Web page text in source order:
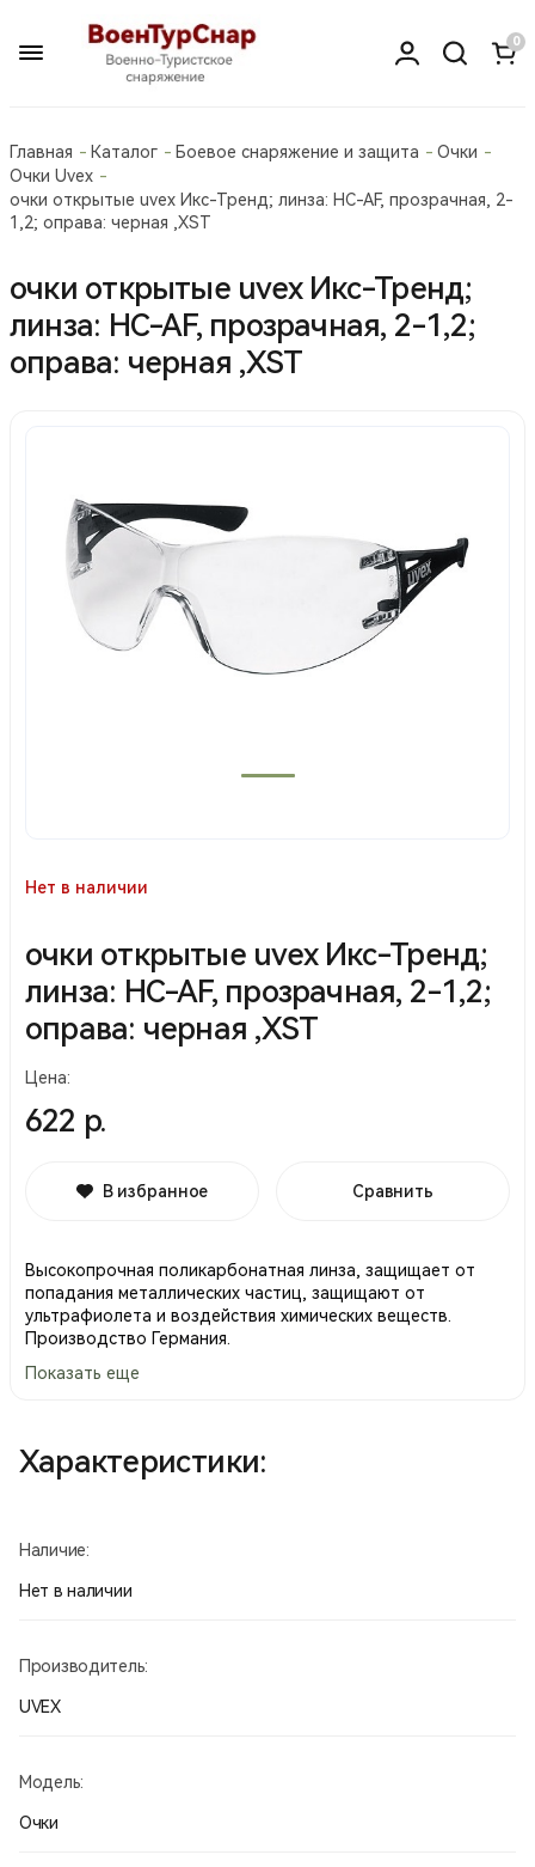
0
Главная Каталог Боевое снаряжение и защита
Очки
Очки Uvex
очки открытые uvex Икс-Тренд; линза: HC-AF, прозрачная, 2-
1,2; оправа: черная ,XST
очки открытые uvex Икс-Тренд;
линза: HC-AF, прозрачная, 2-1,2;
оправа: черная ,XST
Нет в наличии
очки открытые uvex Икс-Тренд;
линза: HC-AF, прозрачная, 2-1,2;
оправа: черная ,XST
Цена:
622 р.
В избранное Сравнить
Высокопрочная поликарбонатная линза, защищает от
попадания металлических частиц, защищают от
ультрафиолета и воздействия химических веществ.
Производство Германия.
Показать еще
Характеристики:
Наличие:
Нет в наличии
Производитель:
UVEX
Модель:
Очки